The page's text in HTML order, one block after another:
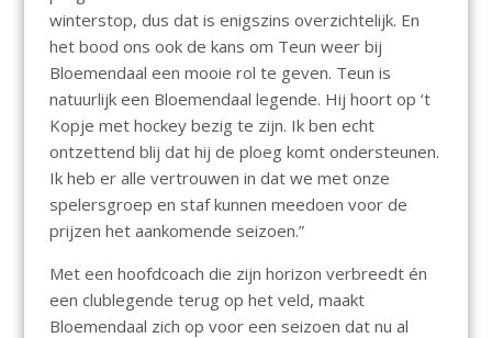
winterstop, dus dat is enigszins overzichtelijk. En
het bood ons ook de kans om Teun weer bij
Bloemendaal een mooie rol te geven. Teun is
natuurlijk een Bloemendaal legende. Hij hoort op ‘t
Kopje met hockey bezig te zijn. Ik ben echt
ontzettend blij dat hij de ploeg komt ondersteunen.
Ik heb er alle vertrouwen in dat we met onze
spelersgroep en staf kunnen meedoen voor de
prijzen het aankomende seizoen.”
Met een hoofdcoach die zijn horizon verbreedt én
een clublegende terug op het veld, maakt
Bloemendaal zich op voor een seizoen dat nu al